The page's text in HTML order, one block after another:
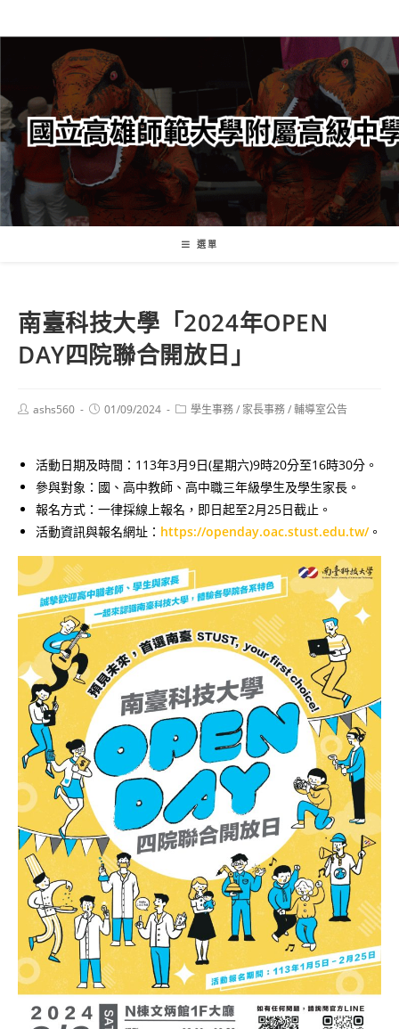
轉
要
內
容
選單
南臺科技大學「2024年OPEN
DAY四院聯合開放日」
Postashs560
Post01/09/2024
Post學生事務/ 家長事務/輔導室公告
活動日期及時間：113年3月9日(星期六)9時20分至16時30分。
參與對象：國、高中教師、高中職三年級學生及學生家長。
報名方式：一律採線上報名，即日起至2月25日截止。
活動資訊與報名網址： https://openday.oac.stust.edu.tw/。